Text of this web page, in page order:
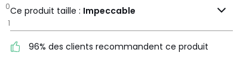
1
0Ce produit taille : Impeccable
96% des clients recommandent ce produit